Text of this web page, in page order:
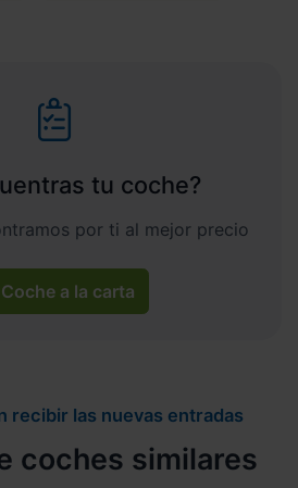
tu coche?
por ti al mejor precio
Coche a la carta
recibir las nuevas entradas
coches similares